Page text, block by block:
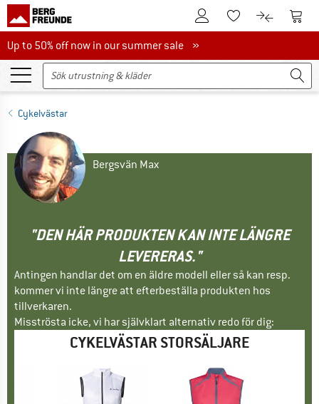
Till kundkontotTill minneslistan.
Till Till
Up to 50% off now in our summer sale
Up to 50% off now in our summer sale »
Cykelvästar
Bergsvän Max
"DEN HÄR PRODUKTEN KAN INTE LÄNGRE
LEVERERAS."
Antingen handlar det om en äldre modell eller så kan resp.
kommer vi inte längre att efterbeställa produkten hos
tillverkaren.
Misströsta icke, vi har självklart alternativ redo för dig:
CYKELVÄSTAR STORSÄLJARE